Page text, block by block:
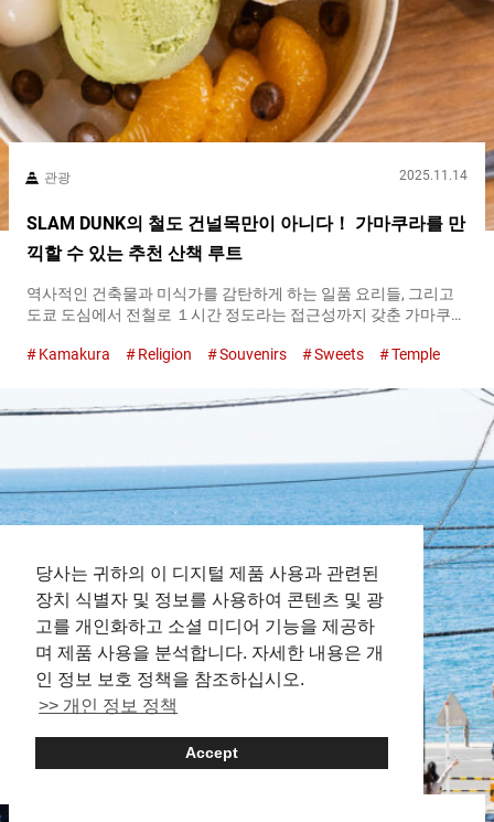
당사는 귀하의 이 디지털 제품 사용과 관련된
장치 식별자 및 정보를 사용하여 콘텐츠 및 광
고를 개인화하고 소셜 미디어 기능을 제공하
며 제품 사용을 분석합니다. 자세한 내용은 개
인 정보 보호 정책을 참조하십시오.
>> 개인 정보 정책
Accept
관광 2025.11.14
SLAM DUNK의 철도 건널목만이 아니다！ 가마쿠라를 만
끽할 수 있는 추천 산책 루트
역사적인 건축물과 미식가를 감탄하게 하는 일품 요리들, 그리고
도쿄 도심에서 전철로 １시간 정도라는 접근성까지 갖춘 가마쿠라
의 무대가 되는 경우도 많아 작품의 팬으로 보이는 관광객의 모습
에 등장한 가마쿠라고우코마에역의 철도 건널목은 전국적으로 알
려진 유명한 스팟입니다. 모델이 되었다고 알려진 가마쿠라고우코
가마쿠라고우코마에역을 기점으로, 가마쿠라를 만끽할 수 있는 추
천 산책 코스를 소개합니다. 가마쿠라고우코마에역의 철도 건널목
에서 애니메이션의 세계관에 몰두한 후에는 역사적 정취를 느끼거
나, 가마쿠라의 미식을 즐기거나, 가마쿠라 관광을 마음껏 즐겨봅
시다！ 가마쿠라고우코마에역의 건널목：『SLAM DUNK』 팬들
이 모이는 레트로한 역 여행의 시작은 에노시마 전철선의 가마쿠
라고우코마에역. 전철 플랫폼에서는 사가미만의 대파노라마를 바
라볼 수 있으며, 맑은 날에는 푸른 하늘과 지평선이 끝없이 이어집
니다. 그 절경은 팬이 아니더라도 마음을 사로잡을 것이 틀림없습
니다....
Kamakura Religion Souvenirs Sweets Temple